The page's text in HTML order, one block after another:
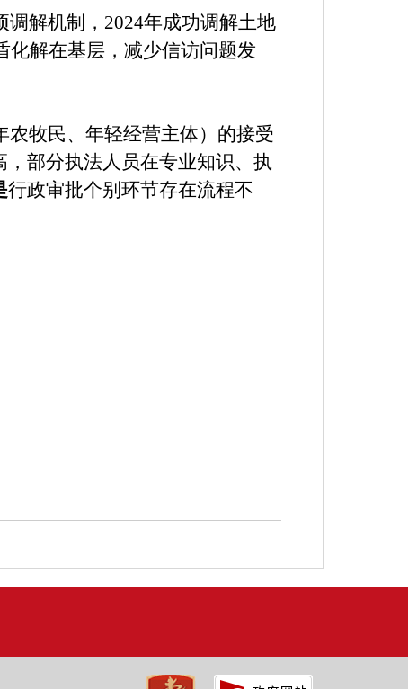
解机制，2024年成功调解土地
化解在基层，减少信访问题发
牧民、年轻经营主体）的接受
部分执法人员在专业知识、执
行政审批个别环节存在流程不